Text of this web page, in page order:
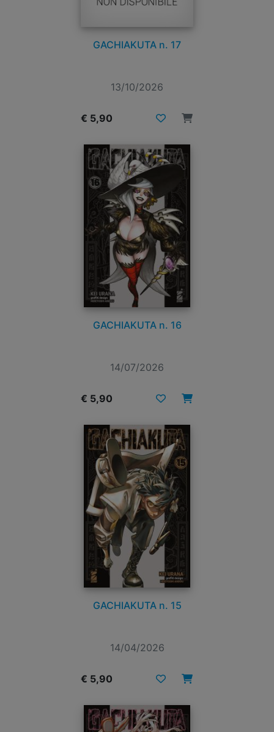
GACHIAKUTA n. 17
13/10/2026
€ 5,90
GACHIAKUTA n. 16
14/07/2026
€ 5,90
GACHIAKUTA n. 15
14/04/2026
€ 5,90